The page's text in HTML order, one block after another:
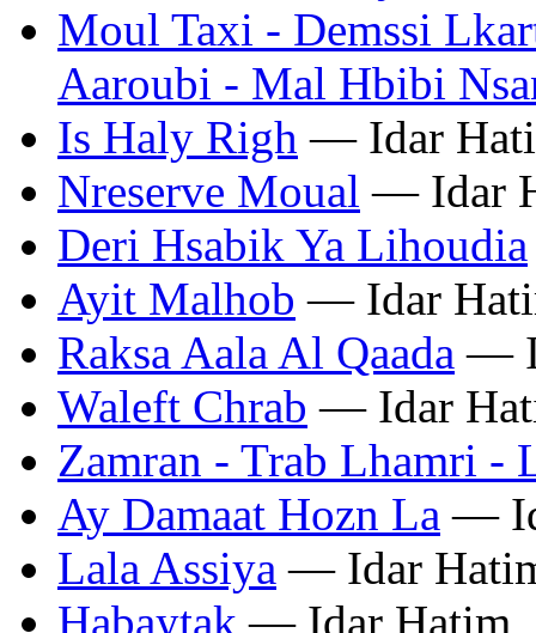
Moul Taxi - Demssi
Aaroubi - Mal Hbibi
Is Haly Righ — Idar
Nreserve Moual — Idar
Deri Hsabik Ya Lihoudia
Ayit Malhob — Idar
Raksa Aala Al Qaada —
Waleft Chrab — Idar
Zamran - Trab Lhamri -
Ay Damaat Hozn La —
Lala Assiya — Idar
Habaytak — Idar Hatim